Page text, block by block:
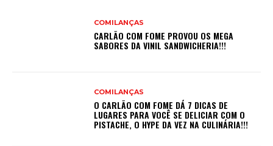
COMILANÇAS
CARLÃO COM FOME PROVOU OS MEGA
SABORES DA VINIL SANDWICHERIA!!!
COMILANÇAS
O CARLÃO COM FOME DÁ 7 DICAS DE
LUGARES PARA VOCÊ SE DELICIAR COM O
PISTACHE, O HYPE DA VEZ NA CULINÁRIA!!!